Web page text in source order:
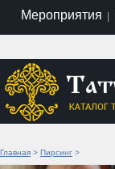
Мероприятия |
Главная > Пирсинг >